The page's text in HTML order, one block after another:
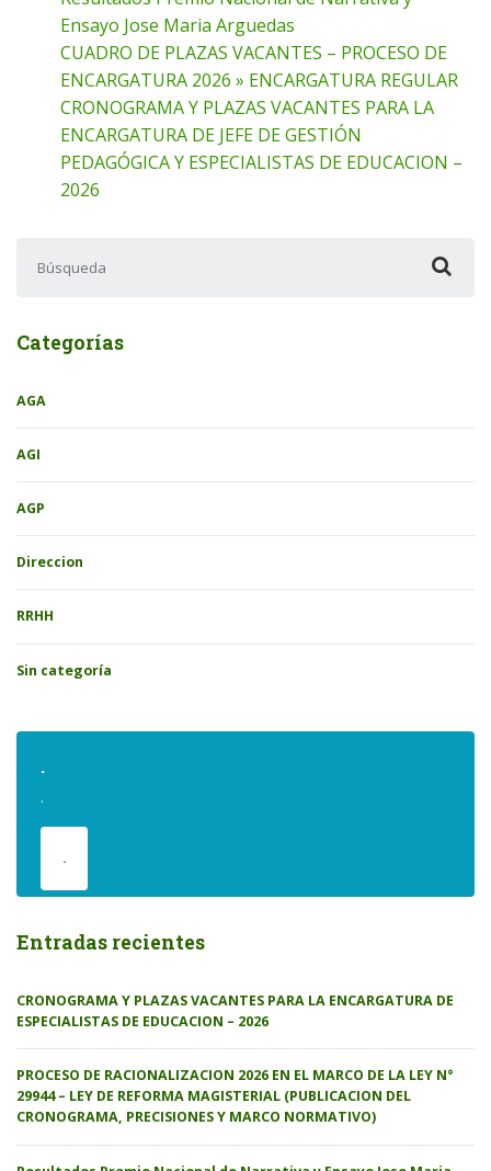
Ensayo Jose Maria Arguedas
CUADRO DE PLAZAS VACANTES – PROCESO DE
ENCARGATURA 2026 » ENCARGATURA REGULAR
CRONOGRAMA Y PLAZAS VACANTES PARA LA
ENCARGATURA DE JEFE DE GESTIÓN
PEDAGÓGICA Y ESPECIALISTAS DE EDUCACION –
2026
Categorías
AGA
AGI
AGP
Direccion
RRHH
Sin categoría
.
.
.
Entradas recientes
CRONOGRAMA Y PLAZAS VACANTES PARA LA ENCARGATURA DE
ESPECIALISTAS DE EDUCACION – 2026
PROCESO DE RACIONALIZACION 2026 EN EL MARCO DE LA LEY N°
29944 – LEY DE REFORMA MAGISTERIAL (PUBLICACION DEL
CRONOGRAMA, PRECISIONES Y MARCO NORMATIVO)